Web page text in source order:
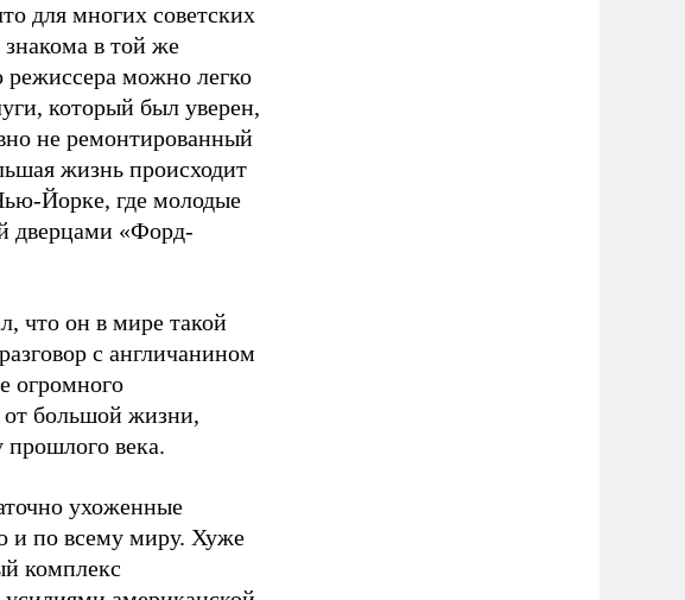
для многих советских
в той же
можно легко
который был уверен,
не ремонтированный
жизнь происходит
Йорке, где молодые
дверцами «Форд-
что он в мире такой
с англичанином
огромного
большой жизни,
века.
ухоженные
и по всему миру. Хуже
комплекс